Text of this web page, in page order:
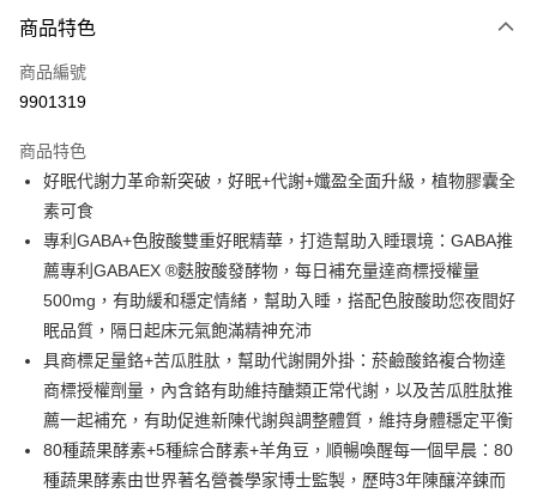
大哥付你分期
相關說明
【大哥付你分期使用說明】
2.付款方式選擇「大哥付你分期」，訂單成立後會自動跳轉到大哥付的交易
流程，驗證手機門號後，選擇欲分期的期數、繳款截止日，確認付款後即完
成交易。
3.實際核准額度、可分期數及費用金額請依後續交易確認頁面所載為準。
消。如遇「轉專審核」未通過狀況，表示未達大哥付你分期系統評分，恕無
法說明評估內容。
【繳款方式說明】
1.分期款項不併入電信帳單，「大哥付你分期」於每月結算日後寄送繳費提
醒簡訊。
2.透過簡訊連結打開帳單後，可選擇「超商條碼／台灣大直營門市／銀行轉
【注意事項】
1.本服務係由「台灣大哥大股份有限公司」（以下簡稱本公司）所提供，讓
用戶於交易時，得透過本服務購買商品或服務，並由商店將買賣／分期付款
買賣價金債權讓與本公司後，依約使用本公司帳單繳交帳款。
AFTEE先享後付
相關說明
【關於「AFTEE先享後付」】
AFTEE先享後付是「在收到商品之後才付款」的支付方式。 讓您購物簡單
便利好安心！
１．簡單：不需註冊會員、不需綁卡、不需儲值。
３．安心：先確認商品／服務後，再付款。
【「AFTEE先享後付」結帳流程】
１．於結帳方式選擇「AFTEE先享後付」後，將跳轉至「AFTEE先享後付」
結帳頁面，進行簡訊認證並確認金額後，即可完成結帳。
２．訂單成立數日內，您將收到繳費通知簡訊。
ATM／網路銀行／等多元方式進行付款，方視為交易完成。
※ 請注意：結帳手續完成當下不需立刻繳費，但若您需要取消訂單，請聯絡
購買商品的店家。未經商家同意取消之訂單仍視為有效，需透過AFTEE先享
後付繳納相關費用。
Hami Point
相關說明
「Hami Point」為中華電信所提供之點數服務，可於會員專區綁定中華電信
會員帳號後，即可在購物車使用 Hami Point 折抵消費金額 (1點等於1元)。
ATM付款
運送方式
全家取貨付款
每筆NT$60，滿NT$699(含以上)免運費
每筆NT$60，滿NT$699(含以上)免運費
商品特色
商品編號
9901319
商品特色
好眠代謝力革命新突破，好眠+代謝+孅盈全面升級，植物膠囊全
素可食
專利GABA+色胺酸雙重好眠精華，打造幫助入睡環境：GABA推
薦專利GABAEX ®麩胺酸發酵物，每日補充量達商標授權量
500mg，有助緩和穩定情緒，幫助入睡，搭配色胺酸助您夜間好
眠品質，隔日起床元氣飽滿精神充沛
具商標足量鉻+苦瓜胜肽，幫助代謝開外掛：菸鹼酸鉻複合物達
商標授權劑量，內含鉻有助維持醣類正常代謝，以及苦瓜胜肽推
薦一起補充，有助促進新陳代謝與調整體質，維持身體穩定平衡
80種蔬果酵素+5種綜合酵素+羊角豆，順暢喚醒每一個早晨：80
種蔬果酵素由世界著名營養學家博士監製，歷時3年陳釀淬鍊而